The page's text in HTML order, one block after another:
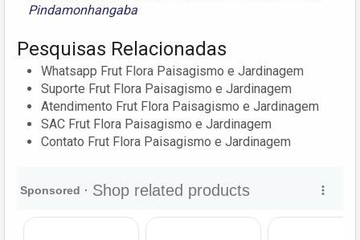
Pindamonhangaba
Pesquisas Relacionadas
Whatsapp Frut Flora Paisagismo e Jardinagem
Suporte Frut Flora Paisagismo e Jardinagem
Atendimento Frut Flora Paisagismo e Jardinagem
SAC Frut Flora Paisagismo e Jardinagem
Contato Frut Flora Paisagismo e Jardinagem